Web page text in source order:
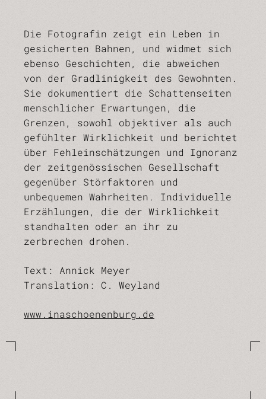
Die Fotografin zeigt ein Leben in
gesicherten Bahnen, und widmet sich
ebenso Geschichten, die abweichen
von der Gradlinigkeit des Gewohnten.
Sie dokumentiert die Schattenseiten
menschlicher Erwartungen, die
Grenzen, sowohl objektiver als auch
gefühlter Wirklichkeit und berichtet
über Fehleinschätzungen und Ignoranz
der zeitgenössischen Gesellschaft
gegenüber Störfaktoren und
unbequemen Wahrheiten. Individuelle
Erzählungen, die der Wirklichkeit
standhalten oder an ihr zu
zerbrechen drohen.
Text: Annick Meyer
Translation: C. Weyland
www.inaschoenenburg.de